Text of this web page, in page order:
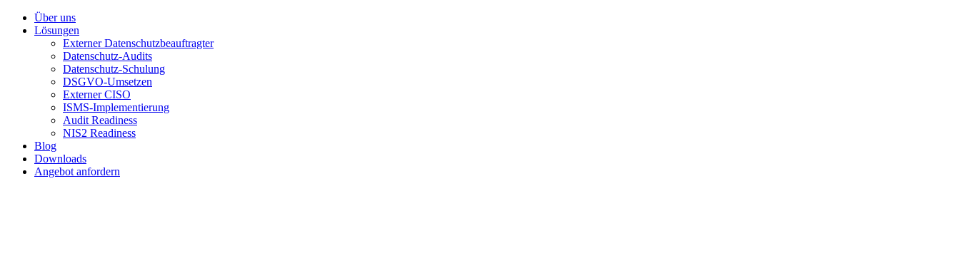
Über uns
Lösungen
Externer Datenschutzbeauftragter
Datenschutz-Audits
Datenschutz-Schulung
DSGVO-Umsetzen
Externer CISO
ISMS-Implementierung
Audit Readiness
NIS2 Readiness
Blog
Downloads
Angebot anfordern